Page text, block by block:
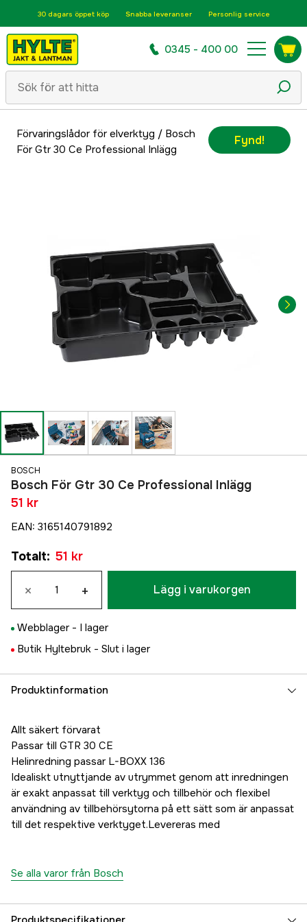
30 dagars öppet köp Snabba leveranser Personlig service
0345 - 400 00
Förvaringslådor för elverktyg / Bosch
För Gtr 30 Ce Professional Inlägg
Fynd!
BOSCH
Bosch För Gtr 30 Ce Professional Inlägg
51 kr
EAN: 3165140791892
Totalt: 51 kr
× + Lägg i varukorgen
Webblager - I lager
Butik Hyltebruk - Slut i lager
Produktinformation
Allt säkert förvarat
Passar till GTR 30 CE
Helinredning passar L-BOXX 136
Idealiskt utnyttjande av utrymmet genom att inredningen
är exakt anpassat till verktyg och tillbehör och flexibel
användning av tillbehörsytorna på ett sätt som är anpassat
till det respektive verktyget.Levereras med
Se alla varor från Bosch